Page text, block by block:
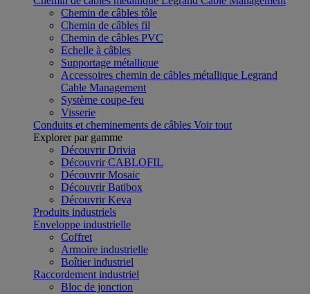
Chemin de câbles tôle
Chemin de câbles fil
Chemin de câbles PVC
Echelle à câbles
Supportage métallique
Accessoires chemin de câbles métallique Legrand
Cable Management
Système coupe-feu
Visserie
Conduits et cheminements de câbles Voir tout
Explorer par gamme
Découvrir Drivia
Découvrir CABLOFIL
Découvrir Mosaic
Découvrir Batibox
Découvrir Keva
Produits industriels
Enveloppe industrielle
Coffret
Armoire industrielle
Boîtier industriel
Raccordement industriel
Bloc de jonction